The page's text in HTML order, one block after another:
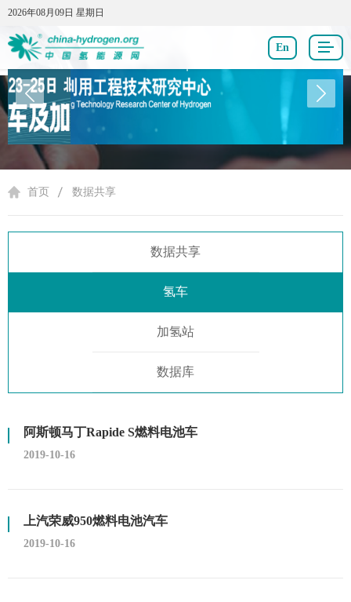
2026年08月09日 星期日
2026年08月09日 星期日
En
首页 数据共享
数据共享
氢车
加氢站
数据库
阿斯顿马丁Rapide S燃料电池车
2019-10-16
上汽荣威950燃料电池汽车
2019-10-16